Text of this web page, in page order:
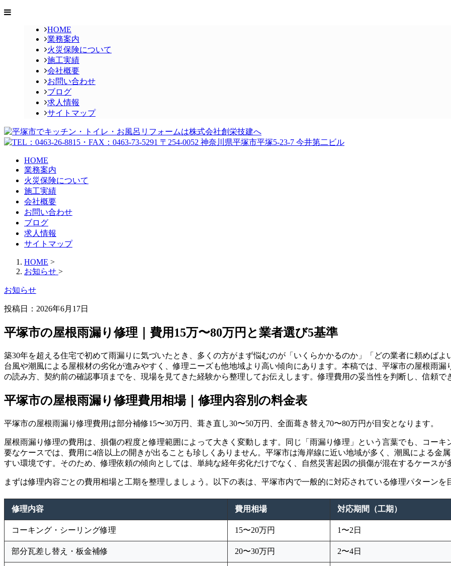
HOME
業務案内
火災保険について
施工実績
会社概要
お問い合わせ
ブログ
求人情報
サイトマップ
HOME
業務案内
火災保険について
施工実績
会社概要
お問い合わせ
ブログ
求人情報
サイトマップ
HOME >
お知らせ >
お知らせ
投稿日： 2026年6月17日
平塚市の屋根雨漏り修理｜費用15万〜80万円と業者選び5基準
築30年を超える住宅で初めて雨漏りに気づいたとき、多くの方がまず悩むのが「いくらかかるのか」「どの業者に頼めばよ
台風や潮風による屋根材の劣化が進みやすく、修理ニーズも他地域より高い傾向にあります。本稿では、平塚市の屋根雨
の読み方、契約前の確認事項までを、現場を見てきた経験から整理してお伝えします。修理費用の妥当性を判断し、信頼で
平塚市の屋根雨漏り修理費用相場｜修理内容別の料金表
平塚市の屋根雨漏り修理費用は部分補修15〜30万円、葺き直し30〜50万円、全面葺き替え70〜80万円が目安となります。
屋根雨漏り修理の費用は、損傷の程度と修理範囲によって大きく変動します。同じ「雨漏り修理」という言葉でも、コー
要なケースでは、費用に4倍以上の開きが出ることも珍しくありません。平塚市は海岸線に近い地域が多く、潮風による金
すい環境です。そのため、修理依頼の傾向としては、単純な経年劣化だけでなく、自然災害起因の損傷が混在するケースが
まずは修理内容ごとの費用相場と工期を整理しましょう。以下の表は、平塚市内で一般的に対応されている修理パターンを
修理内容 費用相場 対応期間（工期）
コーキング・シーリング修理 15〜20万円 1〜2日
部分瓦差し替え・板金補修 20〜30万円 2〜4日